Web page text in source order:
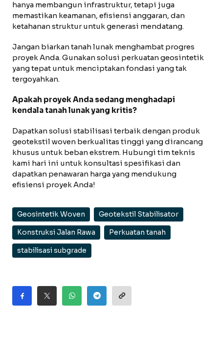
hanya membangun infrastruktur, tetapi juga
memastikan keamanan, efisiensi anggaran, dan
ketahanan struktur untuk generasi mendatang.
Jangan biarkan tanah lunak menghambat progres
proyek Anda. Gunakan solusi perkuatan geosintetik
yang tepat untuk menciptakan fondasi yang tak
tergoyahkan.
Apakah proyek Anda sedang menghadapi
kendala tanah lunak yang kritis?
Dapatkan solusi stabilisasi terbaik dengan produk
geotekstil woven berkualitas tinggi yang dirancang
khusus untuk beban ekstrem. Hubungi tim teknis
kami hari ini untuk konsultasi spesifikasi dan
dapatkan penawaran harga yang mendukung
efisiensi proyek Anda!
Geosintetik Woven Geotekstil Stabilisator
Konstruksi Jalan Rawa Perkuatan tanah
stabilisasi subgrade